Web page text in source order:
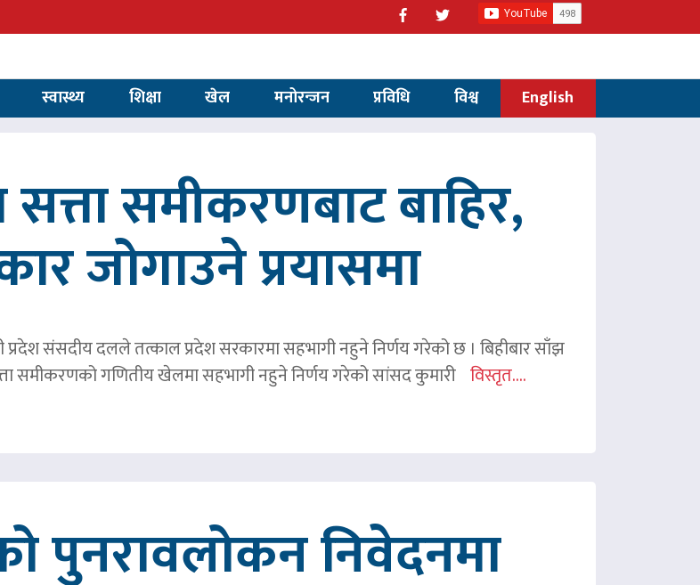
स्वास्थ्य शिक्षा खेल मनोरन्जन प्रविधि विश्व English
सत्ता समीकरणबाट बाहिर,
जोगाउने प्रयासमा
प्रदेश संसदीय दलले तत्काल प्रदेश सरकारमा सहभागी नहुने निर्णय गरेको छ । बिहीबार साँझ
गणितीय खेलमा सहभागी नहुने निर्णय गरेको सांसद कुमारी विस्तृत....
पुनरावलोकन निवेदनमा